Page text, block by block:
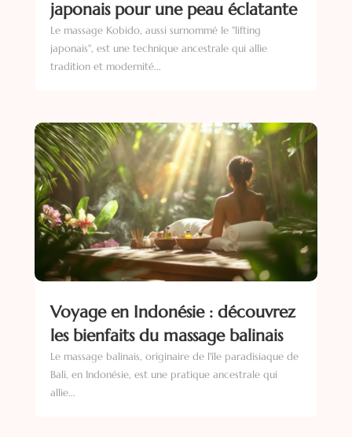
japonais pour une peau éclatante
Le massage Kobido, aussi surnommé le "lifting
japonais", est une technique ancestrale qui allie
tradition et modernité...
Voyage en Indonésie : découvrez
les bienfaits du massage balinais
Le massage balinais, originaire de l'île paradisiaque de
Bali, en Indonésie, est une pratique ancestrale qui
allie...